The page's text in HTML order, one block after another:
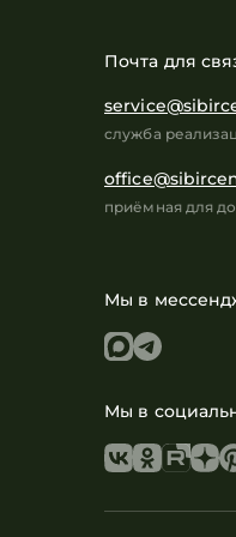
Почта для
служба
приёмная для
Мы в
Мы в